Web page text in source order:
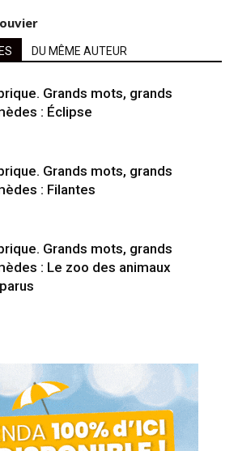
DU MÊME AUTEUR
Grands mots, grands
: Éclipse
Grands mots, grands
: Filantes
Grands mots, grands
: Le zoo des animaux